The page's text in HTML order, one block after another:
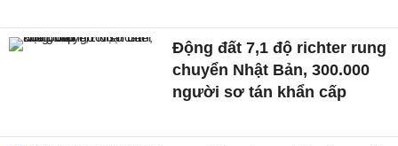
Động đất 7,1 độ richter rung
chuyển Nhật Bản, 300.000
người sơ tán khẩn cấp